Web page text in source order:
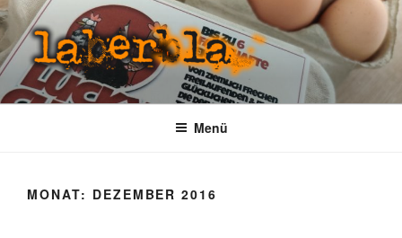
Zum
Inhalt
springen
LABERBLA
laber mal
Menü
MONAT: DEZEMBER 2016